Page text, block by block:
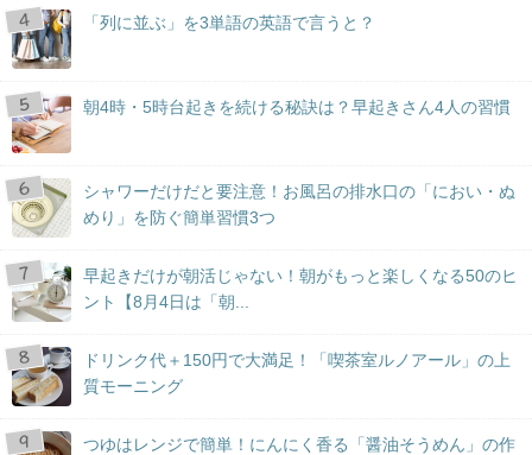
「列に並ぶ」を3単語の英語で言うと？
朝4時・5時台起きを続ける秘訣は？早起きさん4人の習慣
シャワーだけだと要注意！お風呂の排水口の「におい・ぬ
めり」を防ぐ簡単習慣3つ
早起きだけが朝活じゃない！朝がもっと楽しくなる50のヒ
ント【8月4日は「朝...
ドリンク代＋150円で大満足！「喫茶室ルノアール」の上
質モーニング
つゆはレンジで簡単！にんにく香る「醤油そうめん」の作